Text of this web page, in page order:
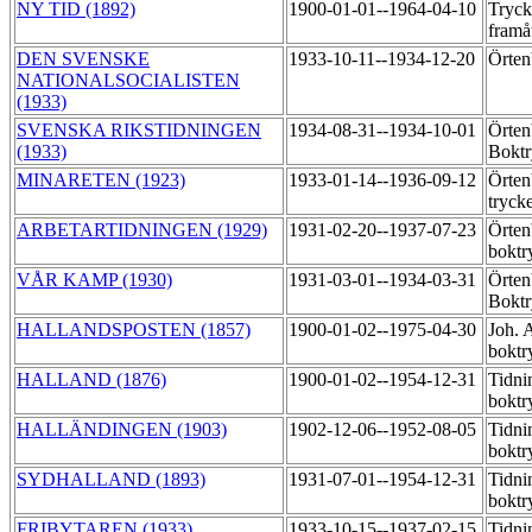
NY TID (1892) 1900-01-01--1964-04-10
DEN SVENSKE
NATIONALSOCIALISTEN
(1933)
1933-10-11--1934-12-20
SVENSKA RIKSTIDNINGEN
(1933)
1934-08-31--1934-10-01
MINARETEN (1923)
1933-01-14--1936-09-12
ARBETARTIDNINGEN (1929)
1931-02-20--1937-07-23
VÅR KAMP (1930)
1931-03-01--1934-03-31
HALLANDSPOSTEN (1857)
1900-01-02--1975-04-30 Joh.
HALLAND (1876)
1900-01-02--1954-12-31
HALLÄNDINGEN (1903)
1902-12-06--1952-08-05
SYDHALLAND (1893)
1931-07-01--1954-12-31